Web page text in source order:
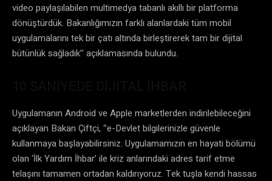
video paylaşılabilen multimedya tabanlı akıllı bir platforma
dönüştürdük. Bakanlığımızın farklı alanlardaki tüm mobil
uygulamalarını tek bir çatı altında birleştirerek tam bir dijital
bütünlük sağladık’’ açıklamasında bulundu.
Uygulamanın Android ve Apple marketlerden indirilebileceğini
açıklayan Bakan Çiftçi, ‘’e-Devlet bilgilerinizle güvenle
kullanmaya başlayabilirsiniz. Uygulamamızın en hayati bölümü
olan ‘İlk Yardım İhbar’ ile kriz anlarındaki adres tarif etme
telaşını tamamen ortadan kaldırıyoruz. Tek tuşla kendi hassas